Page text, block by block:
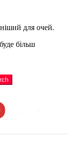
для очей.
більш